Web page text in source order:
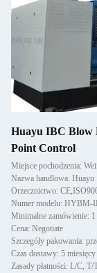
Huayu IBC Blow
Point Control
Miejsce pochodzenia:
Nazwa handlowa: Huayu
Orzecznictwo:
Numer modelu: HYBM-
Minimalne zamówienie: 1
Cena: Negotiate
Szczegóły pakowania:
Czas dostawy: 5 miesięcy
Zasady płatności: L/C, T/